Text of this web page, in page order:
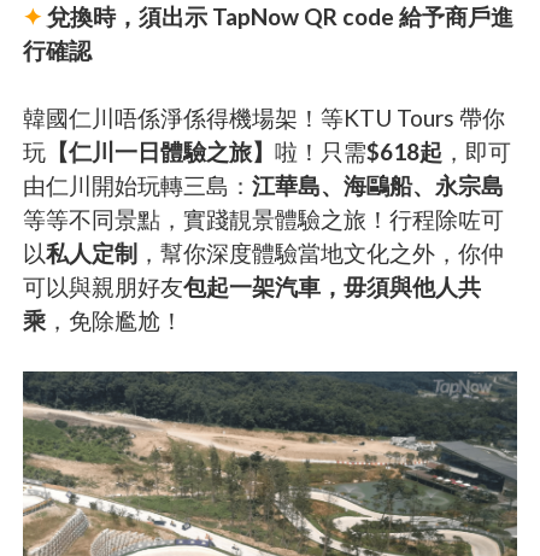
✦ 兌換時，須出示 TapNow QR code 給予商戶進
行確認
韓國仁川唔係淨係得機場架！等KTU Tours 帶你
玩 【仁川一日體驗之旅】啦！只需$618起 ，即可
由仁川開始玩轉三島：江華島、海鷗船、永宗島
等等不同景點，實踐靚景體驗之旅！行程除咗可
以私人定制 ，幫你深度體驗當地文化之外，你仲
可以與親朋好友包起一架汽車，毋須與他人共
乘 ，免除尷尬！